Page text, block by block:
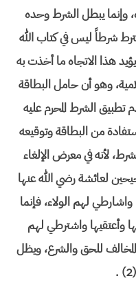
وإنما يبطل الشرط وحده
شرطاً ليس في كتاب الله
كان مئة شرط))(1) . ويؤيد هذا الاتجاه ما أخذت به
وهو أن حامل البطاقة
تطبيق الشرط المحرم عليه
من البطاقة وتوقيعه
لأنه في معرض الإلغاء
لعائشة رضي الله عنها
لهم الولاء، فإنما
وأعتقيها واشترطي لهم
المخالف للحق والشرع، ويظل
.